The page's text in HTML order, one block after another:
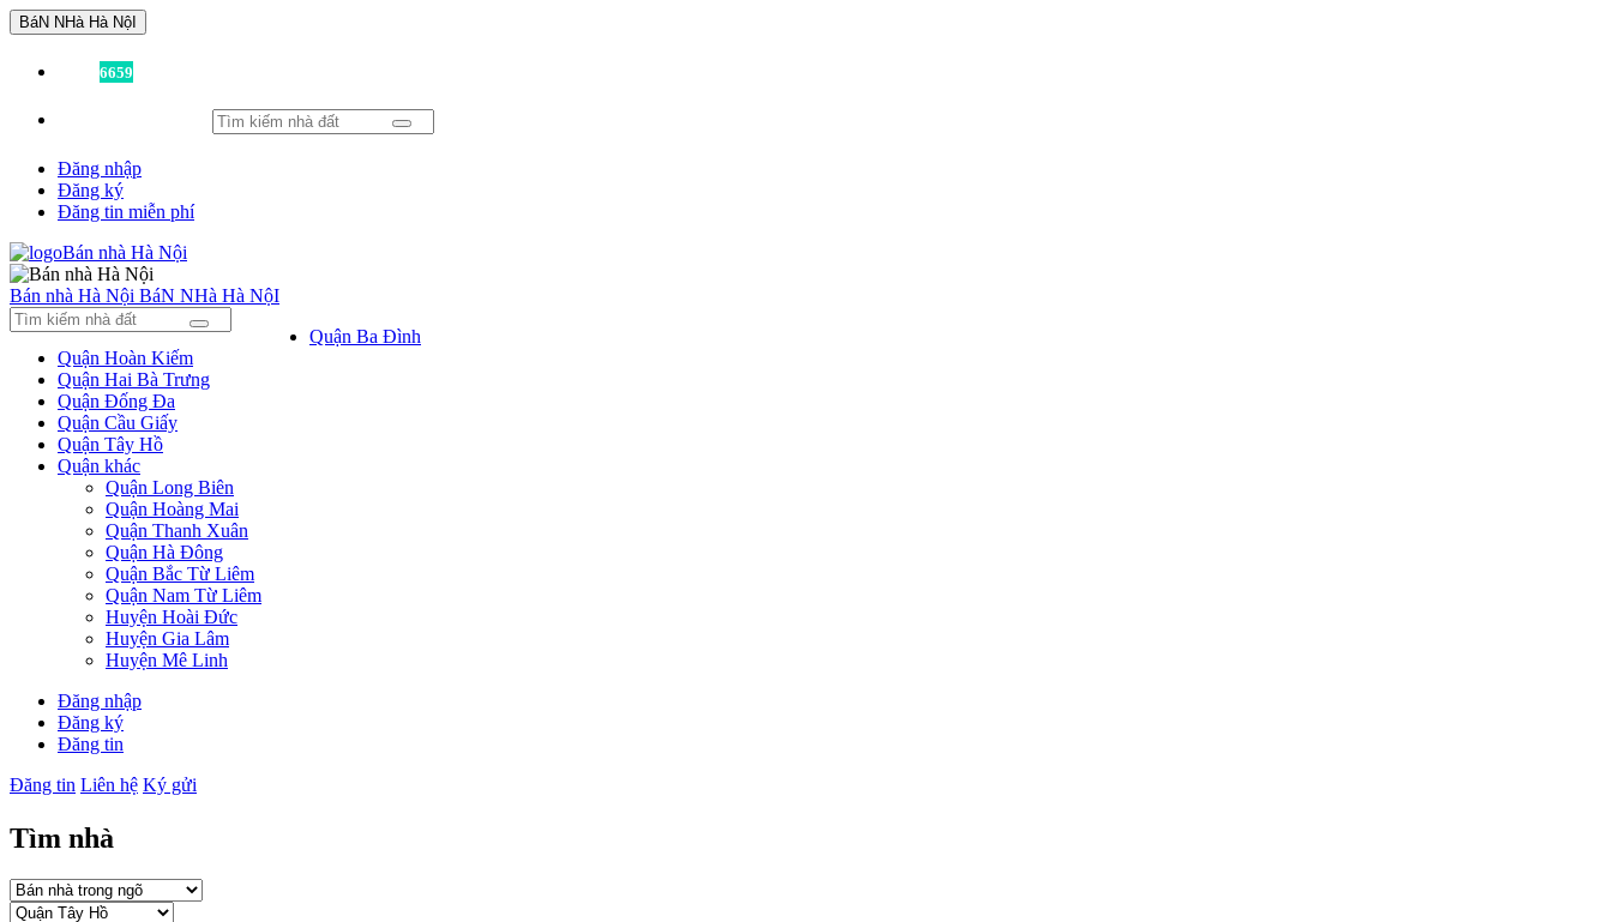
BáN NHà Hà NộI
6659
Đăng nhập
Đăng ký
Đăng tin miễn phí
Bán nhà Hà Nội BáN NHà Hà NộI
Quận Ba Đình
Quận Hoàn Kiếm
Quận Hai Bà Trưng
Quận Đống Đa
Quận Cầu Giấy
Quận Tây Hồ
Quận khác
Quận Long Biên
Quận Hoàng Mai
Quận Thanh Xuân
Quận Hà Đông
Quận Bắc Từ Liêm
Quận Nam Từ Liêm
Huyện Hoài Đức
Huyện Gia Lâm
Huyện Mê Linh
Đăng nhập
Đăng ký
Đăng tin
Đăng tin Liên hệ Ký gửi
Tìm nhà